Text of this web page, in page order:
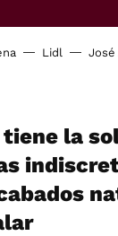
Lidl José
la